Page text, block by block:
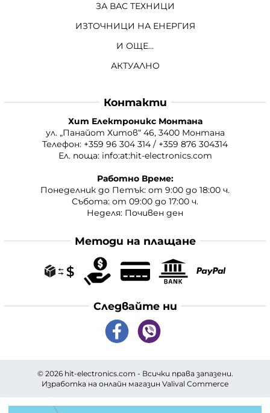
ЗА ВАС ТЕХНИЦИ
ИЗТОЧНИЦИ НА ЕНЕРГИЯ
И ОЩЕ...
АКТУАЛНО
Контакти
Хит Електроникс Монтана
ул. „Панайот Хитов“ 46, 3400 Монтана
Телефон: +359 96 304 314 / +359 876 304314
Ел. поща: info:at:hit-electronics.com
Работно Време:
Понеделник до Петък: от 9:00 до 18:00 ч.
Събота: от 09:00 до 17:00 ч.
Неделя: Почивен ден
Методи на плащане
Следвайте ни
© 2026 hit-electronics.com - Всички права запазени.
Изработка на онлайн магазин Valival Commerce